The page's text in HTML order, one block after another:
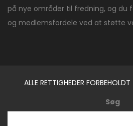
på nye områder til fredning, og du
og medlemsfordele ved at støtte
ALLE RETTIGHEDER FORBEHOLDT
Søg